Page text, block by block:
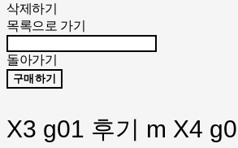
삭제하기
목록으로 가기
돌아가기
구매하기
X3 g01 후기 m X4